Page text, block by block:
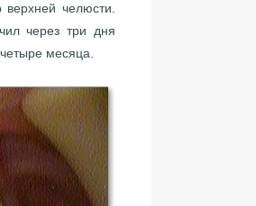
челюсти.
через три дня
месяца.